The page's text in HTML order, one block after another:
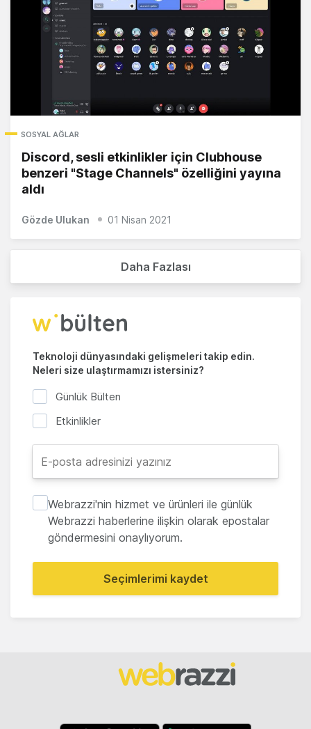
SOSYAL AĞLAR
Discord, sesli etkinlikler için Clubhouse
benzeri "Stage Channels" özelliğini yayına
aldı
Gözde Ulukan 01 Nisan 2021
Daha Fazlası
Teknoloji dünyasındaki gelişmeleri takip edin.
Neleri size ulaştırmamızı istersiniz?
Günlük Bülten
Etkinlikler
Webrazzi'nin hizmet ve ürünleri ile günlük
Webrazzi haberlerine ilişkin olarak epostalar
göndermesini onaylıyorum.
Seçimlerimi kaydet